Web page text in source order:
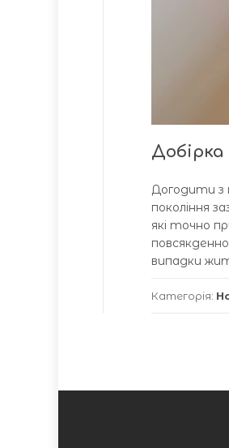
Добірка
Догодити з
покоління
які точно
випадки
Категорія: